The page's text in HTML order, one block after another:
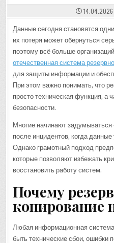
14.04.2026
Данные сегодня становятся
их потеря может обернуться
поэтому всё больше
отечественная система
для защиты информации и
При этом важно понимать, что
просто техническая функция, а
безопасности.
Многие начинают задумываться
после инцидентов, когда
Однако грамотный подход
которые позволяют избежать
восстановить работу систем.
Почему
копирование
Любая информационная
быть технические сбои, ошибки